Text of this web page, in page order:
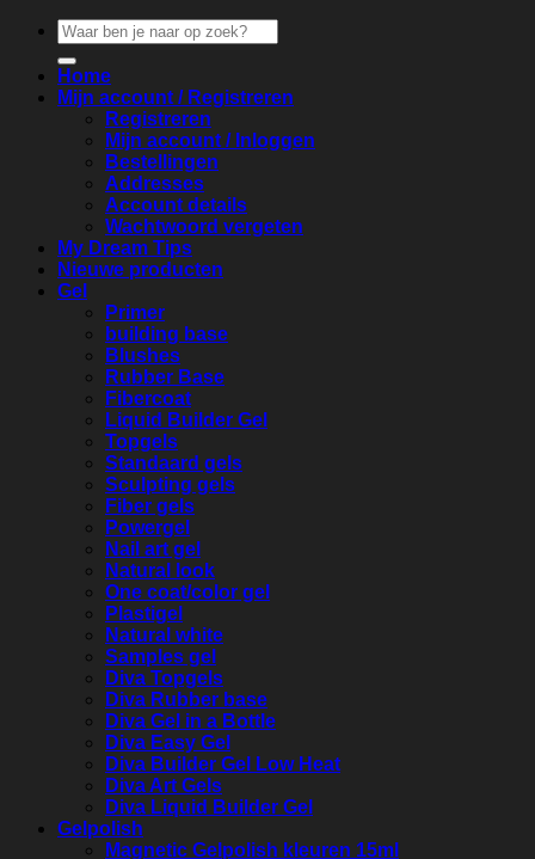
Zoeken
naar:
Home
Mijn account / Registreren
Registreren
Mijn account / Inloggen
Bestellingen
Addresses
Account details
Wachtwoord vergeten
My Dream Tips
Nieuwe producten
Gel
Primer
building base
Blushes
Rubber Base
Fibercoat
Liquid Builder Gel
Topgels
Standaard gels
Sculpting gels
Fiber gels
Powergel
Nail art gel
Natural look
One coat/color gel
Plastigel
Natural white
Samples gel
Diva Topgels
Diva Rubber base
Diva Gel in a Bottle
Diva Easy Gel
Diva Builder Gel Low Heat
Diva Art Gels
Diva Liquid Builder Gel
Gelpolish
Magnetic Gelpolish kleuren 15ml